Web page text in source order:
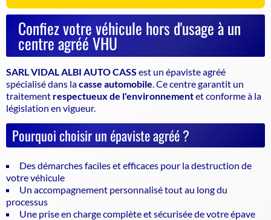
Confiez votre véhicule hors d'usage à un
centre agréé VHU
SARL VIDAL ALBI AUTO CASS est un épaviste agréé
spécialisé dans lacasse automobile . Ce centre garantit un
traitement respectueux de l'environnementet conforme à la
législation en vigueur.
Pourquoi choisir un épaviste agréé ?
Des démarches faciles et efficaces pour la destruction de
votre véhicule
Un accompagnement personnalisé tout au long du
processus
Une prise en charge complète et sécurisée de votre épave